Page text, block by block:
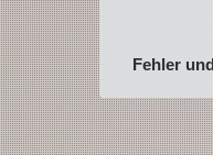
Fehler